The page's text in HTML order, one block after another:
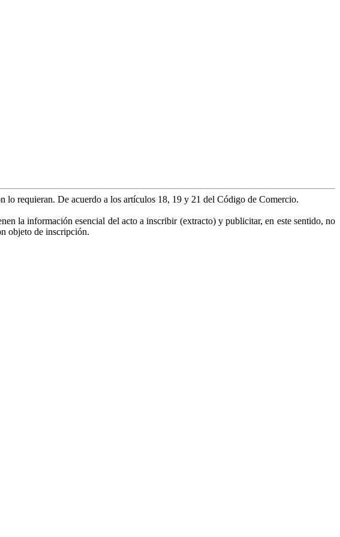
lo requieran. De acuerdo a los artículos 18, 19 y 21 del Código de Comercio.
la información esencial del acto a inscribir (extracto) y publicitar, en este sentido, no
objeto de inscripción.